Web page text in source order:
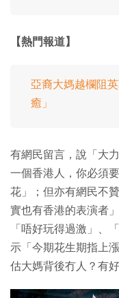
【熱門報道】
亞裔大媽越欄阻
癒」
有網民留言，說「大
一個香港人，你必須
花」；但亦有網民不
實也有香港的表演者
「唔好玩得過激」、
示「今期花生期指上
估大媽背後冇人？有